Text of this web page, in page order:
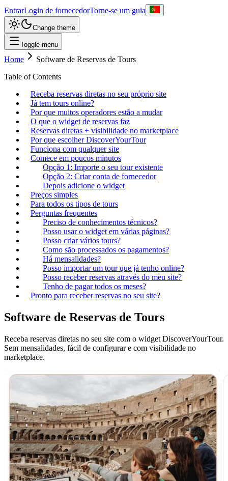
EntrarLogin de fornecedorTorne-se um guia
Change theme
Toggle menu
Home
Software de Reservas de Tours
Table of Contents
Receba reservas diretas no seu próprio site
Já tem tours online?
Por que muitos operadores estão a mudar
O que o widget de reservas faz
Reservas diretas + visibilidade no marketplace
Por que escolher DiscoverYourTour
Funciona com qualquer site
Comece em poucos minutos
Opção 1: Importe o seu tour existente
Opção 2: Criar conta de fornecedor
Depois adicione o widget
Preços simples
Para todos os tipos de tours
Perguntas frequentes
Preciso de conhecimentos técnicos?
Posso usar o widget em várias páginas?
Posso criar vários tours?
Como são processados os pagamentos?
Há mensalidades?
Posso importar um tour que já tenho online?
Posso receber reservas através do meu site?
Tenho de pagar todos os meses?
Pronto para receber reservas no seu site?
Software de Reservas de Tours
Receba reservas diretas no seu site com o widget DiscoverYourTour.
Sem mensalidades, fácil de configurar e com visibilidade no
marketplace.